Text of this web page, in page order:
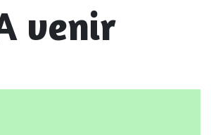
venir